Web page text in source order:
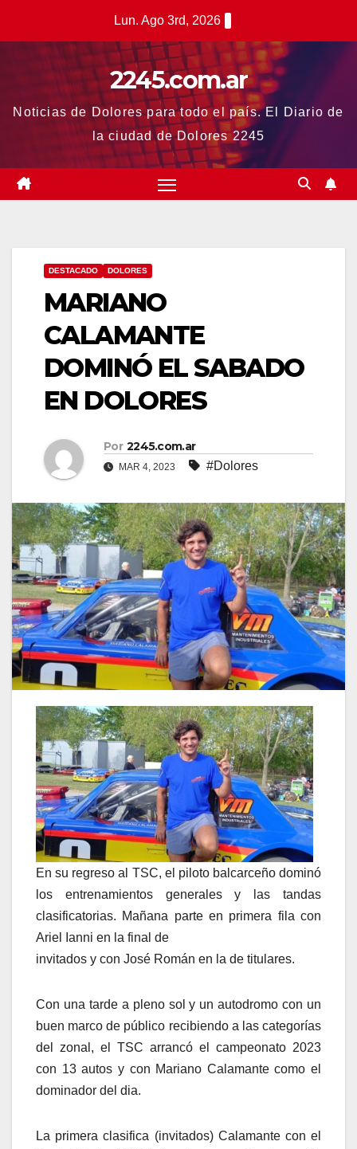
Lun. Ago 3rd, 2026
2245.com.ar
Noticias de Dolores para todo el país. El Diario de
la ciudad de Dolores 2245
DESTACADO DOLORES
MARIANO
CALAMANTE
DOMINÓ EL SABADO
EN DOLORES
Por 2245.com.ar
MAR 4, 2023 #Dolores
En su regreso al TSC, el piloto balcarceño dominó
los entrenamientos generales y las tandas
clasificatorias. Mañana parte en primera fila con
Ariel Ianni en la final de
invitados y con José Román en la de titulares.
Con una tarde a pleno sol y un autodromo con un
buen marco de público recibiendo a las categorías
del zonal, el TSC arrancó el campeonato 2023
con 13 autos y con Mariano Calamante como el
dominador del dia.
La primera clasifica (invitados) Calamante con el